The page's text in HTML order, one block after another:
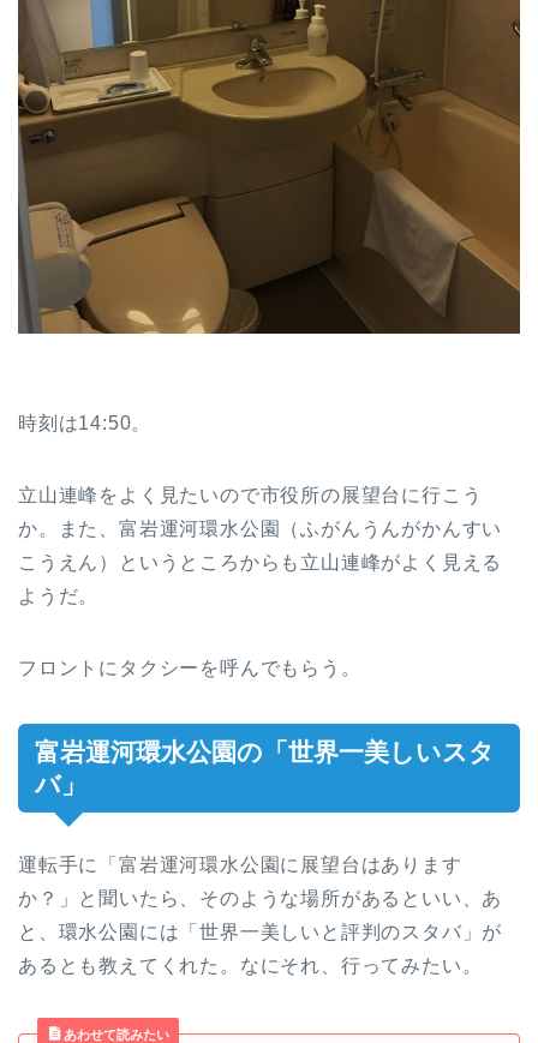
時刻は14:50。
立山連峰をよく見たいので市役所の展望台に行こう
か。また、富岩運河環水公園（ふがんうんがかんすい
こうえん）というところからも立山連峰がよく見える
ようだ。
フロントにタクシーを呼んでもらう。
富岩運河環水公園の「世界一美しいスタ
バ」
運転手に「富岩運河環水公園に展望台はあります
か？」と聞いたら、そのような場所があるといい、あ
と、環水公園には「世界一美しいと評判のスタバ」が
あるとも教えてくれた。なにそれ、行ってみたい。
あわせて読みたい